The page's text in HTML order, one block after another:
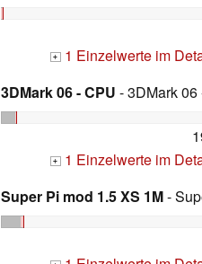
+ 1 Einzelwerte im
3DMark 06 - CPU - 3DMark 06
+ 1 Einzelwerte im
Super Pi mod 1.5 XS 1M-